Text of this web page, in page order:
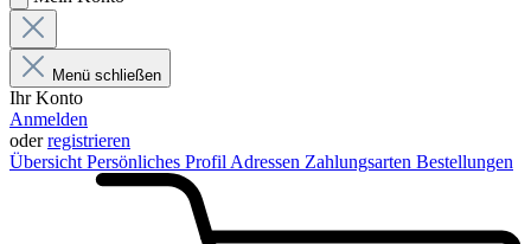
Menü schließen
Ihr Konto
Anmelden
oderregistrieren
Übersicht Persönliches Profil Adressen Zahlungsarten Bestellungen